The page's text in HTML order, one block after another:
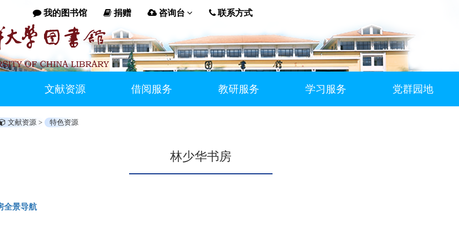
我的图书馆 捐赠 咨询台 联系方式
文献资源 借阅服务 教研服务 学习服务 党群园地
文献资源 > 特色资源
林少华书房
全景导航